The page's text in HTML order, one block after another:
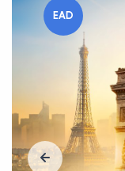
EAD